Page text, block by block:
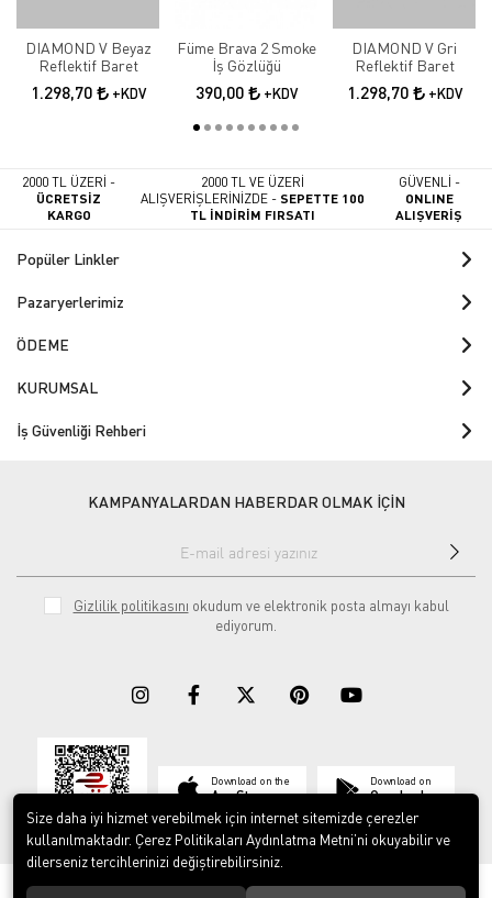
DIAMOND V Beyaz
Reflektif Baret
1.298,70 +KDV
Füme Brava 2 Smoke
İş Gözlüğü
390,00 +KDV
DIAMOND V Gri
Reflektif Baret
1.298,70 +KDV
2000 TL ÜZERİ -
ÜCRETSİZ
KARGO
2000 TL VE ÜZERİ
ALIŞVERİŞLERİNİZDE -SEPETTE 100
TL İNDİRİM FIRSATI
GÜVENLİ -
ONLINE
ALIŞVERİŞ
Popüler Linkler
Pazaryerlerimiz
ÖDEME
KURUMSAL
İş Güvenliği Rehberi
KAMPANYALARDAN HABERDAR OLMAK İÇİN
Gizlilik politikasını okudum ve elektronik posta almayı kabul
ediyorum.
Download on the
App Store
Download on
Google play
© 2023ERY İş Güvenliği Ekipmanları. Tüm hakları saklıdır.
Size daha iyi hizmet verebilmek için internet sitemizde çerezler
kullanılmaktadır. Çerez Politikaları Aydınlatma Metni’ni okuyabilir ve
dilerseniz tercihlerinizi değiştirebilirsiniz.